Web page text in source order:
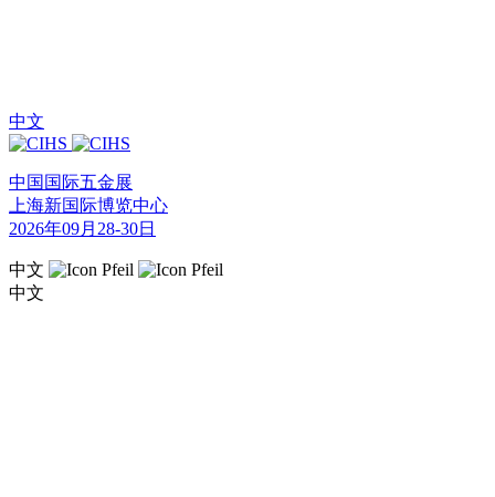
中文
中国国际五金展
上海新国际博览中心
2026年09月28-30日
中文
中文